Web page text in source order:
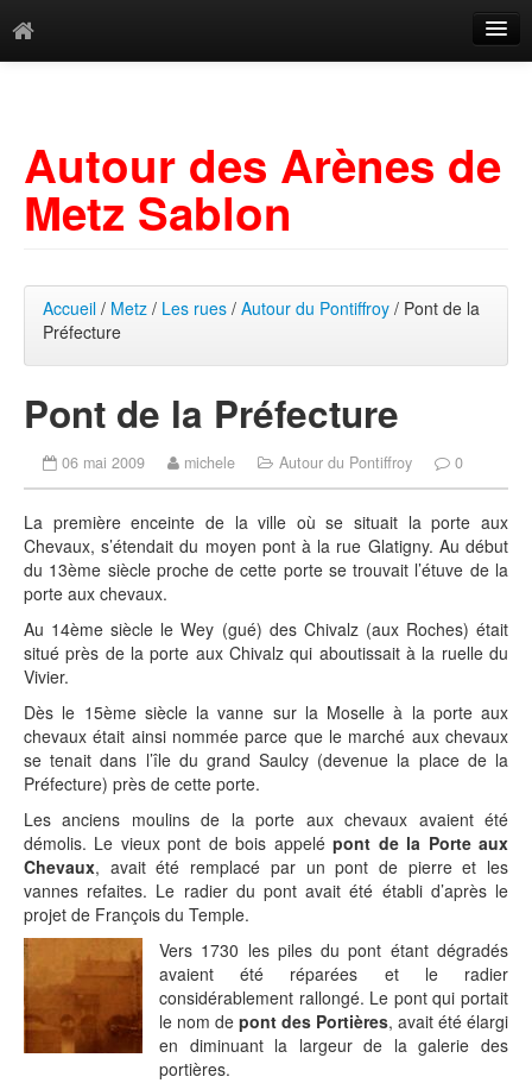
Mots-clés
Autour des Arènes de
Metz Sablon
Accueil / Metz / Les rues / Autour du Pontiffroy / Pont de la
Préfecture
Pont de la Préfecture
06 mai 2009 michele Autour du Pontiffroy 0
La première enceinte de la ville où se situait la porte aux
Chevaux, s’étendait du moyen pont à la rue Glatigny. Au début
du 13ème siècle proche de cette porte se trouvait l’étuve de la
porte aux chevaux.
Au 14ème siècle le Wey (gué) des Chivalz (aux Roches) était
situé près de la porte aux Chivalz qui aboutissait à la ruelle du
Vivier.
Dès le 15ème siècle la vanne sur la Moselle à la porte aux
chevaux était ainsi nommée parce que le marché aux chevaux
se tenait dans l’île du grand Saulcy (devenue la place de la
Préfecture) près de cette porte.
Les anciens moulins de la porte aux chevaux avaient été
démolis. Le vieux pont de bois appelépont de la Porte aux
Chevaux, avait été remplacé par un pont de pierre et les
vannes refaites. Le radier du pont avait été établi d’après le
projet de François du Temple.
Vers 1730 les piles du pont étant dégradés
avaient été réparées et le radier
considérablement rallongé. Le pont qui portait
le nom de pont des Portières, avait été élargi
en diminuant la largeur de la galerie des
portières.